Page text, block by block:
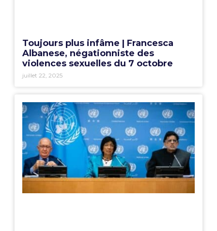
Toujours plus infâme | Francesca
Albanese, négationniste des
violences sexuelles du 7 octobre
juillet 22, 2025